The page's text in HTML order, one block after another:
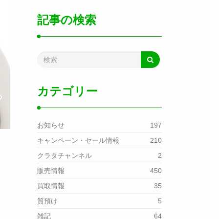
記事の検索
カテゴリー
お知らせ
197
キャンペーン・セール情報
210
クラタチャンネル
2
販売情報
450
買取情報
35
質預け
5
雑記
64